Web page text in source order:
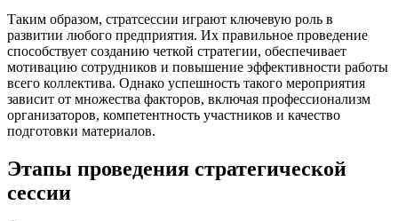
Таким образом, стратсессии играют ключевую роль в
развитии любого предприятия. Их правильное проведение
способствует созданию четкой стратегии, обеспечивает
мотивацию сотрудников и повышение эффективности работы
всего коллектива. Однако успешность такого мероприятия
зависит от множества факторов, включая профессионализм
организаторов, компетентность участников и качество
подготовки материалов.
Этапы проведения стратегической
сессии